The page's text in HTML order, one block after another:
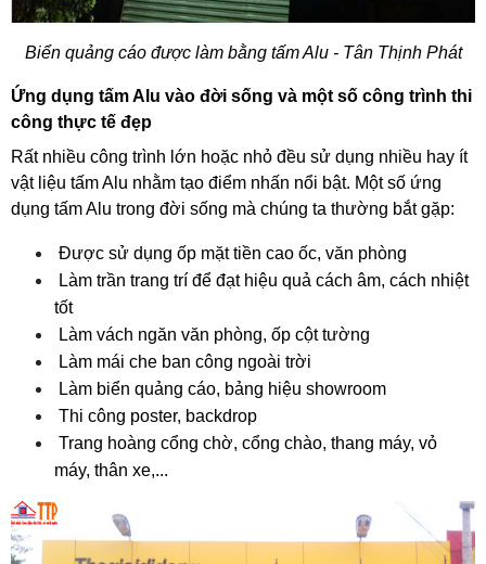
Biển quảng cáo được làm bằng tấm Alu - Tân Thịnh Phát
Ứng dụng tấm Alu vào đời sống và một số công trình thi
công thực tế đẹp
Rất nhiều công trình lớn hoặc nhỏ đều sử dụng nhiều hay ít
vật liệu tấm Alu nhằm tạo điểm nhấn nổi bật. Một số ứng
dụng tấm Alu trong đời sống mà chúng ta thường bắt gặp:
Được sử dụng ốp mặt tiền cao ốc, văn phòng
Làm trần trang trí để đạt hiệu quả cách âm, cách nhiệt
tốt
Làm vách ngăn văn phòng, ốp cột tường
Làm mái che ban công ngoài trời
Làm biển quảng cáo, bảng hiệu showroom
Thi công poster, backdrop
Trang hoàng cổng chờ, cổng chào, thang máy, vỏ
máy, thân xe,...